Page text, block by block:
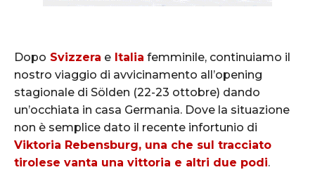
Dopo Svizzera e Italia femminile, continuiamo il
nostro viaggio di avvicinamento all’opening
stagionale di Sölden (22-23 ottobre) dando
un’occhiata in casa Germania. Dove la situazione
non è semplice dato il recente infortunio di
Viktoria Rebensburg, una che sul tracciato
tirolese vanta una vittoria e altri due podi.